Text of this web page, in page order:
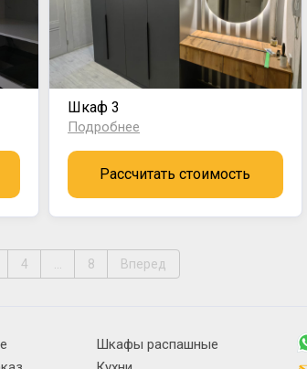
Шкаф 3
Подробнее
Рассчитать стоимость
4 ... 8 Вперед
Шкафы распашные